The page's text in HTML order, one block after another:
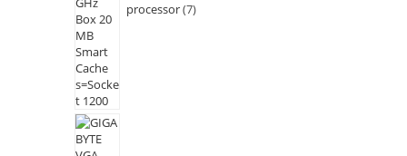
processor 7